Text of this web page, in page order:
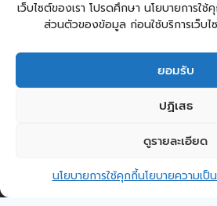
เว็บไซต์ของเรา โปรดศึกษา นโยบายการใ
ส่วนตัวของข้อมูล ก่อนใช้บริการเว็บ
ยอมรับ
ปฏิเสธ
ดูรายละเอียด
นโยบายการใช้คุกกี้นโยบายความเ
LopburiWebDesign.com
ยื่นแบบคำร้องทั่วไปออ
ศูนย์ข้อมูลข่าวสาร อบต.เขาน้อย